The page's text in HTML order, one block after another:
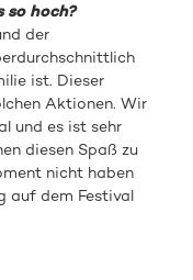
so hoch?
der
ist. Dieser
Aktionen. Wir
und es ist sehr
diesen Spaß zu
nicht haben
auf dem Festival